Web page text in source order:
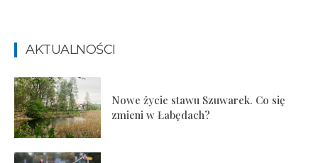
AKTUALNOŚCI
Nowe życie stawu Szuwarek. Co się
zmieni w Łabędach?